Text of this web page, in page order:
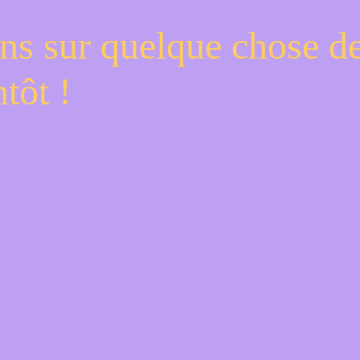
sur quelque chose
!